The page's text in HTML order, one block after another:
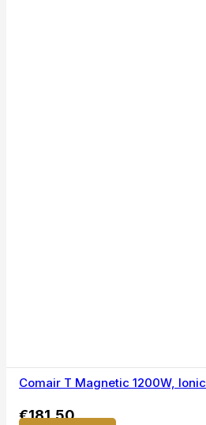
Comair T Magnetic 1200W, Ionic
€181,50